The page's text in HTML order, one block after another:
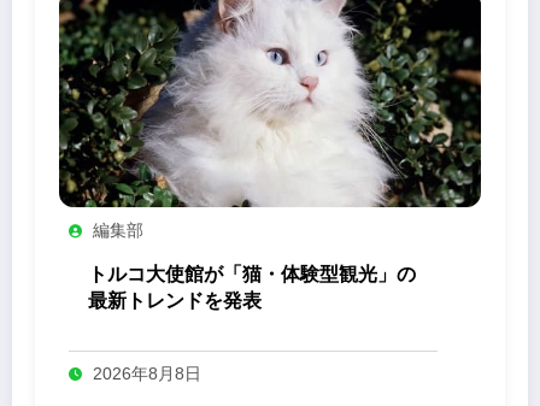
編集部
トルコ大使館が「猫・体験型観光」の
最新トレンドを発表
2026年8月8日